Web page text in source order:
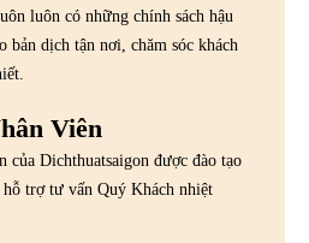
luôn có những chính sách hậu
bản dịch tận nơi, chăm sóc khách
Viên
của Dichthuatsaigon được đào tạo
trợ tư vấn Quý Khách nhiệt